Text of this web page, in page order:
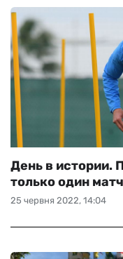
25 червня 2022, 14:04
День в истории.
только один